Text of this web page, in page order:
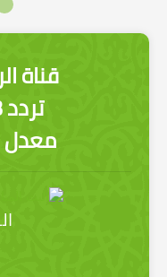
قناة
تردد 10873 رأسي
معدل